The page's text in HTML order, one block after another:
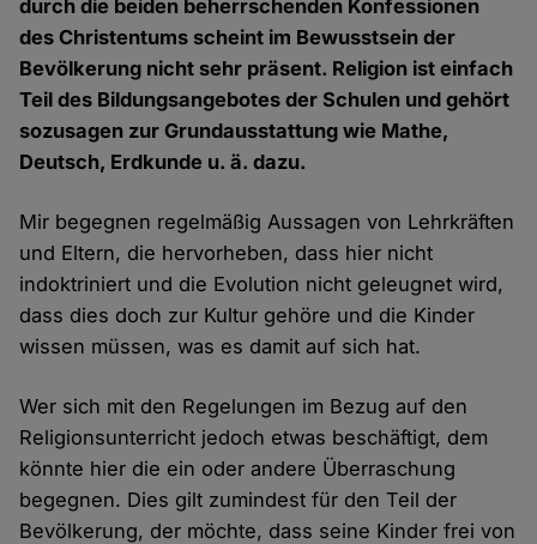
durch die beiden beherrschenden Konfessionen
des Christentums scheint im Bewusstsein der
Bevölkerung nicht sehr präsent. Religion ist einfach
Teil des Bildungsangebotes der Schulen und gehört
sozusagen zur Grundausstattung wie Mathe,
Deutsch, Erdkunde u. ä. dazu.
Mir begegnen regelmäßig Aussagen von Lehrkräften
und Eltern, die hervorheben, dass hier nicht
indoktriniert und die Evolution nicht geleugnet wird,
dass dies doch zur Kultur gehöre und die Kinder
wissen müssen, was es damit auf sich hat.
Wer sich mit den Regelungen im Bezug auf den
Religionsunterricht jedoch etwas beschäftigt, dem
könnte hier die ein oder andere Überraschung
begegnen. Dies gilt zumindest für den Teil der
Bevölkerung, der möchte, dass seine Kinder frei von